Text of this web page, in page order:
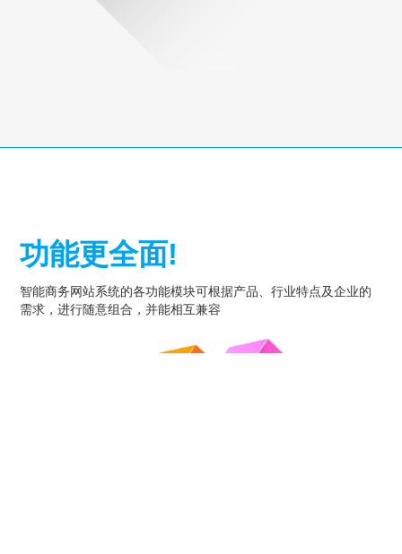
功能更全面!
智能商务网站系统的各功能模块可根据产品、行业特点及企业的
需求，进行随意组合，并能相互兼容